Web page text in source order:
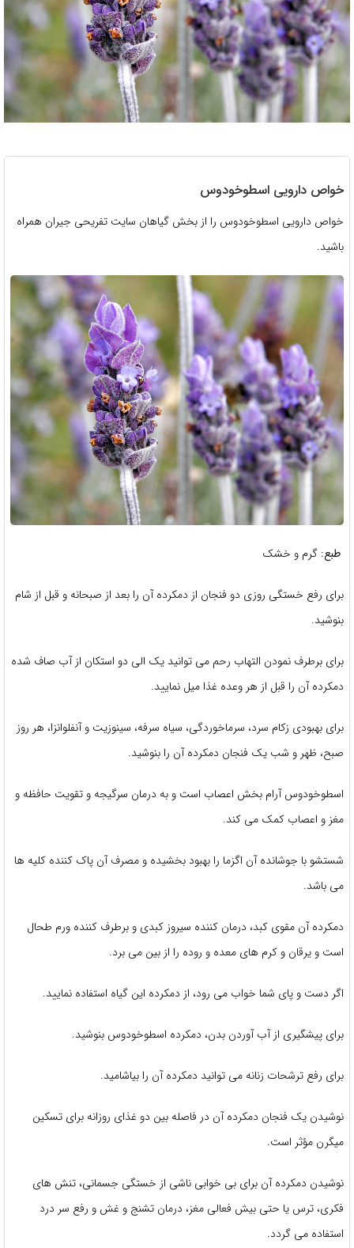
خواص دارویی اسطوخودوس
خواص دارویی اسطوخودوس را از بخش گیاهان سایت تفریحی جیران همراه
باشید.
طبع: گرم و خشک
برای رفع خستگی روزی دو فنجان از دمکرده آن را بعد از صبحانه و قبل از شام
بنوشید.
برای برطرف نمودن التهاب رحم می توانید یک الی دو استکان از آب صاف شده
دمکرده آن را قبل از هر وعده غذا میل نمایید.
برای بهبودی زکام سرد، سرماخوردگی، سیاه سرفه، سینوزیت و آنفلوانزا، هر روز
صبح، ظهر و شب یک فنجان دمکرده آن را بنوشید.
اسطوخودوس آرام بخش اعصاب است و به درمان سرگیجه و تقویت حافظه و
مغز و اعصاب کمک می کند.
شستشو با جوشانده آن اگزما را بهبود بخشیده و مصرف آن پاک کننده کلیه ها
می باشد.
دمکرده آن مقوی کبد، درمان کننده سیروز کبدی و برطرف کننده ورم طحال
است و یرقان و کرم های معده و روده را از بین می برد.
اگر دست و پای شما خواب می رود، از دمکرده این گیاه استفاده نمایید.
برای پیشگیری از آب آوردن بدن، دمکرده اسطوخودوس بنوشید.
برای رفع ترشحات زنانه می توانید دمکرده آن را بیاشامید.
نوشیدن یک فنجان دمکرده آن در فاصله بین دو غذای روزانه برای تسکین
میگرن مؤثر است.
نوشیدن دمکرده آن برای بی خوابی ناشی از خستگی جسمانی، تنش های
فکری، ترس یا حتی بیش فعالی مغز، درمان تشنج و غش و رفع سر درد
استفاده می گردد.